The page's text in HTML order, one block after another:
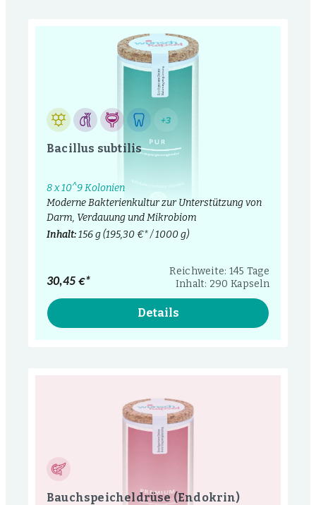
+3
Bacillus subtilis
8 x 10^9 Kolonien
Moderne Bakterienkultur zur Unterstützung von
Darm, Verdauung und Mikrobiom
Inhalt:156 g(195,30 €* / 1000 g)
Reichweite: 145 Tage
Inhalt: 290 Kapseln
30,45 €*
Details
Bauchspeicheldrüse (Endokrin)